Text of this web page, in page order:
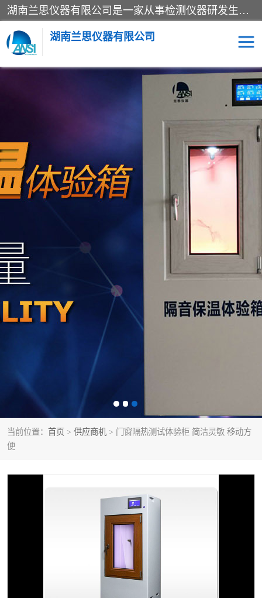
湖南兰思仪器有限公司是一家从事检测仪器研发生产销售和维修保养服务的综合型企业，产品符合国际标准可按需定制专业售前售后工程师，主要有门窗性能体验箱、门窗隔音展示箱、恒温恒湿试验箱、步入式恒温恒湿房、高低温试验箱、老化试验箱、老化试验房、恒温恒湿培养箱、水泥标准养护试验箱、电热鼓风干燥试验箱、真空干燥箱、工业烤箱、盐雾腐蚀试验箱等。
湖南兰思仪器有限公司
当前位置： 首页 > 供应商机 > 门窗隔热测试体验柜 简洁灵敏 移动方
便
恒温恒湿试验箱
门窗体验箱